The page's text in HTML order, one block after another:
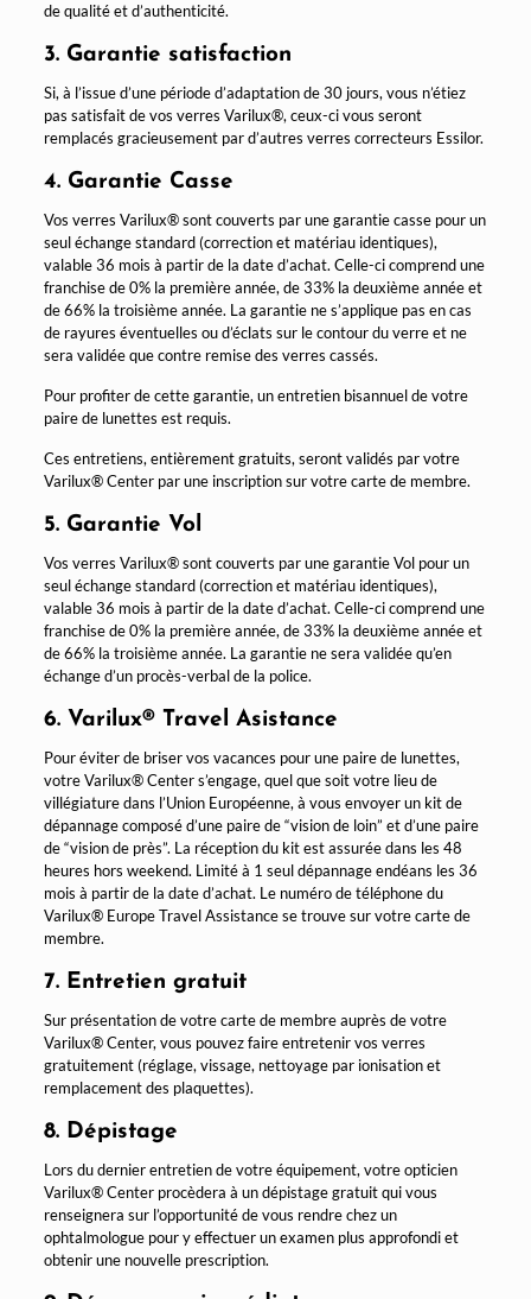
de qualité et d’authenticité.
3. Garantie satisfaction
Si, à l’issue d’une période d’adaptation de 30 jours, vous n’étiez
pas satisfait de vos verres Varilux®, ceux-ci vous seront
remplacés gracieusement par d’autres verres correcteurs Essilor.
4. Garantie Casse
Vos verres Varilux® sont couverts par une garantie casse pour un
seul échange standard (correction et matériau identiques),
valable 36 mois à partir de la date d’achat. Celle-ci comprend une
franchise de 0% la première année, de 33% la deuxième année et
de 66% la troisième année. La garantie ne s’applique pas en cas
de rayures éventuelles ou d’éclats sur le contour du verre et ne
sera validée que contre remise des verres cassés.
Pour profiter de cette garantie, un entretien bisannuel de votre
paire de lunettes est requis.
Ces entretiens, entièrement gratuits, seront validés par votre
Varilux® Center par une inscription sur votre carte de membre.
5. Garantie Vol
Vos verres Varilux® sont couverts par une garantie Vol pour un
seul échange standard (correction et matériau identiques),
valable 36 mois à partir de la date d’achat. Celle-ci comprend une
franchise de 0% la première année, de 33% la deuxième année et
de 66% la troisième année. La garantie ne sera validée qu’en
échange d’un procès-verbal de la police.
6. Varilux® Travel Asistance
Pour éviter de briser vos vacances pour une paire de lunettes,
votre Varilux® Center s’engage, quel que soit votre lieu de
villégiature dans l’Union Européenne, à vous envoyer un kit de
dépannage composé d’une paire de “vision de loin” et d’une paire
de “vision de près”. La réception du kit est assurée dans les 48
heures hors weekend. Limité à 1 seul dépannage endéans les 36
mois à partir de la date d’achat. Le numéro de téléphone du
Varilux® Europe Travel Assistance se trouve sur votre carte de
membre.
7. Entretien gratuit
Sur présentation de votre carte de membre auprès de votre
Varilux® Center, vous pouvez faire entretenir vos verres
gratuitement (réglage, vissage, nettoyage par ionisation et
remplacement des plaquettes).
8. Dépistage
Lors du dernier entretien de votre équipement, votre opticien
Varilux® Center procèdera à un dépistage gratuit qui vous
renseignera sur l’opportunité de vous rendre chez un
ophtalmologue pour y effectuer un examen plus approfondi et
obtenir une nouvelle prescription.